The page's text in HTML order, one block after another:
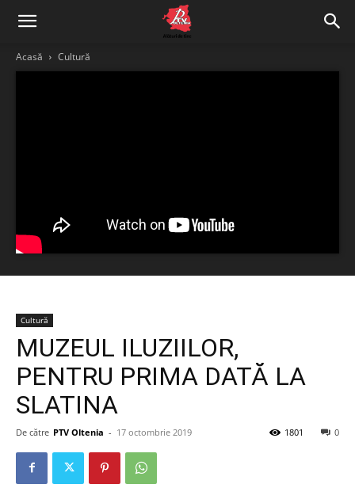
Acasă Cultură
Cultură
MUZEUL ILUZIILOR,
PENTRU PRIMA DATĂ LA
SLATINA
De către PTV Oltenia - 17 octombrie 2019 0
1801